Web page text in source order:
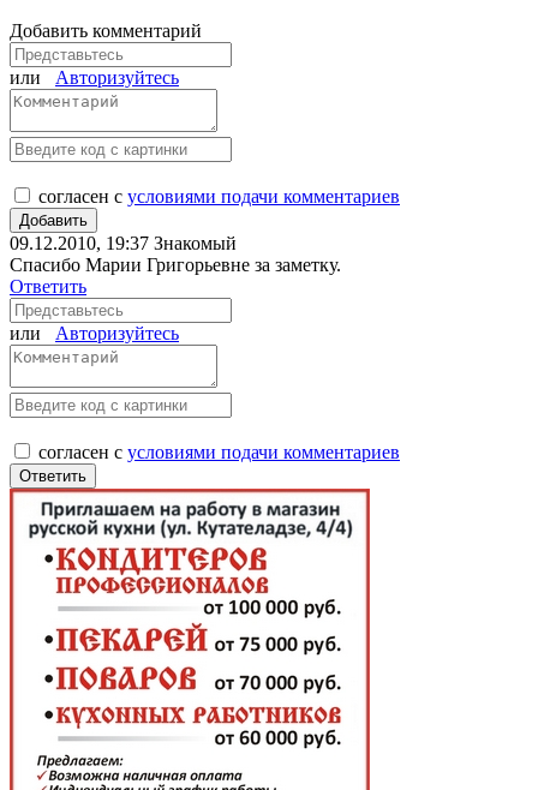
Добавить комментарий
или Авторизуйтесь
согласен с условиями подачи комментариев
09.12.2010, 19:37 Знакомый
Спасибо Марии Григорьевне за заметку.
Ответить
или Авторизуйтесь
согласен с условиями подачи комментариев